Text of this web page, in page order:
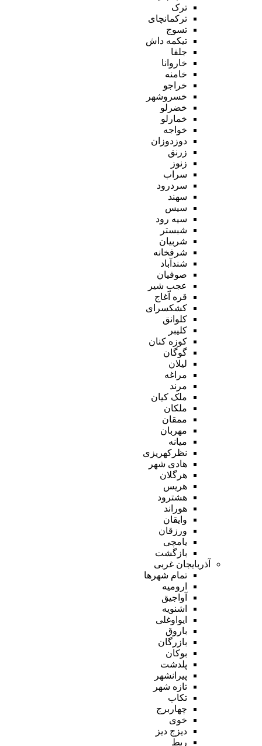
ترک
ترکمانچای
تسوج
تیکمه داش
جلفا
خاروانا
خامنه
خراجو
خسروشهر
خضرلو
خمارلو
خواجه
دوزدوزان
زرنق
زنوز
سراب
سردرود
سهند
سیس
سیه رود
شبستر
شربیان
شرفخانه
شندآباد
صوفیان
عجب شیر
قره آغاج
کشکسرای
کلوانق
کلیبر
کوزه کنان
گوگان
لیلان
مراغه
مرند
ملک کیان
ملکان
ممقان
مهربان
میانه
نظرکهریزی
هادی شهر
هرگلان
هریس
هشترود
هوراند
وایقان
ورزقان
یامچی
بازگشت
آذربایجان غربی
تمام شهر‌ها
ارومیه
آواجیق
اشنویه
ایواوغلی
باروق
بازرگان
بوکان
پلدشت
پیرانشهر
تازه شهر
تکاب
چهاربرج
خوی
دیزج دیز
ربط